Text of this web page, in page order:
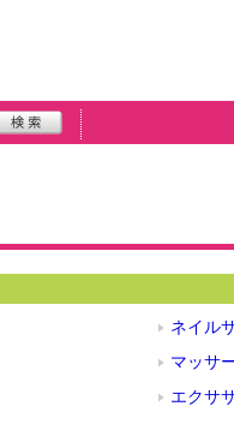
ネイル
マッサ
エクサ